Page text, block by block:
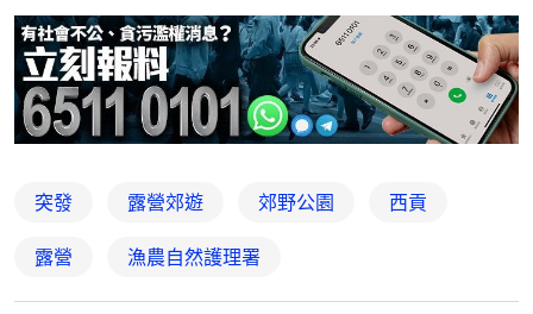
突發 露營郊遊 郊野公園 西貢
露營 漁農自然護理署